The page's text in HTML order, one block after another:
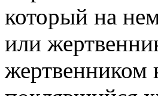
который на
или
жертвенником